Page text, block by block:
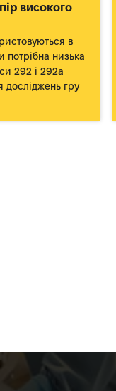
високого
в
потрібна низька
292 і 292а
досліджень гру